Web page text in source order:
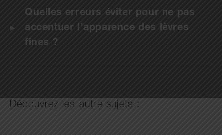
Quelles erreurs éviter pour ne pas
accentuer l’apparence des lèvres
fines ?
Découvrez les autre sujets :